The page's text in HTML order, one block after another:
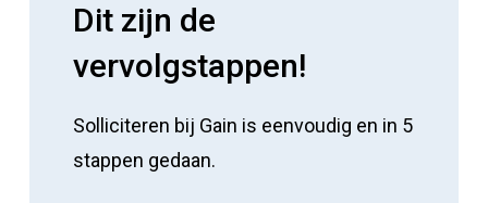
Dit zijn de
vervolgstappen!
Solliciteren bij Gain is eenvoudig en in 5
stappen gedaan.